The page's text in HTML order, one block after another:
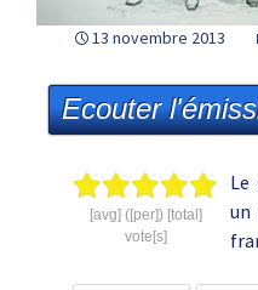
13 novembre 2013
Ecouter
[avg] ([per]) [total]
vote[s]
Le
un